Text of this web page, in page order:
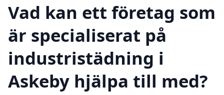
Vad kan ett företag som
är specialiserat på
industristädning i
Askeby hjälpa till med?